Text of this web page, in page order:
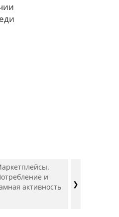
и
активность
❯